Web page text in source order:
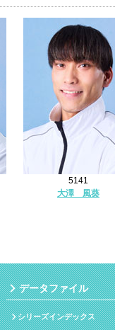
5141
大澤 風葵
データファイル
シリーズインデックス